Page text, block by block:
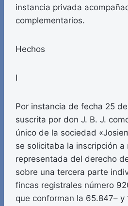
instancia privada
complementarios.
Hechos
I
Por instancia de fecha 25
suscrita por don J. B. J.
único de la sociedad
se solicitaba la inscripción a
representada del derecho
sobre una tercera parte
fincas registrales número
que conforman la 65.847– y